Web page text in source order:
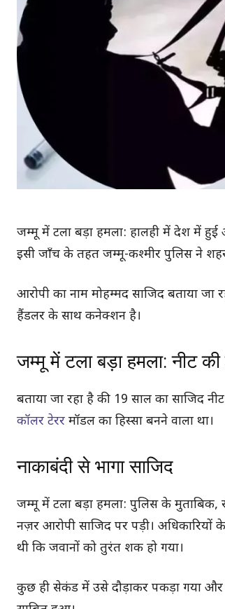
जम्मू में टला बड़ा हमला: हालही में देश में हुई
इसी जाँच के तहत जम्मू-कश्मीर पुलिस ने
आरोपी का नाम मोहम्मद साजिद बताया
हैंडलर के साथ कनेक्शन है।
जम्मू में टला बड़ा हमला: नीट की
बताया जा रहा है की 19 साल का साजिद
कॉलर टेरर मॉडल का हिस्सा बनने वाला था।
नाकाबंदी से भागा साजिद
जम्मू में टला बड़ा हमला: पुलिस के मुताबिक,
नज़र आरोपी साजिद पर पड़ी।
थी कि जवानों को तुरंत शक हो गया।
कुछ ही सेकंड में उसे दौड़ाकर पकड़ा गया और